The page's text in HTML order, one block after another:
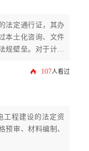
法定通行证，其办
本土化咨询、文件
规壁垒。对于计划
107人看过
工程建设的法定资
预审、材料编制、